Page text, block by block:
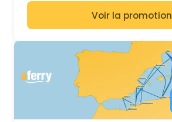
Voir la promotion